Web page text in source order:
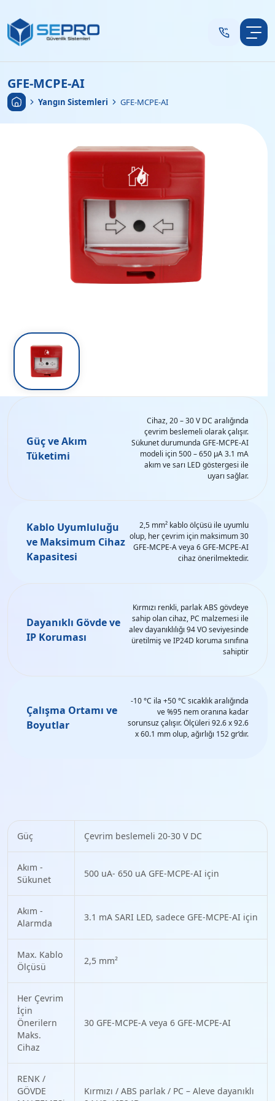
GFE-MCPE-AI
AnasayfaYangın Sistemleri GFE-MCPE-AI
Güç ve Akım
Tüketimi
Cihaz, 20 – 30 V DC aralığında
çevrim beslemeli olarak çalışır.
Sükunet durumunda GFE-MCPE-AI
modeli için 500 – 650 µA 3.1 mA
akım ve sarı LED göstergesi ile
uyarı sağlar.
Kablo Uyumluluğu
ve Maksimum Cihaz
Kapasitesi
2,5 mm² kablo ölçüsü ile uyumlu
olup, her çevrim için maksimum 30
GFE-MCPE-A veya 6 GFE-MCPE-AI
cihaz önerilmektedir.
Dayanıklı Gövde ve
IP Koruması
Kırmızı renkli, parlak ABS gövdeye
sahip olan cihaz, PC malzemesi ile
alev dayanıklılığı 94 VO seviyesinde
üretilmiş ve IP24D koruma sınıfına
sahiptir
Çalışma Ortamı ve
Boyutlar
-10 °C ila +50 °C sıcaklık aralığında
ve %95 nem oranına kadar
sorunsuz çalışır. Ölçüleri 92.6 x 92.6
x 60.1 mm olup, ağırlığı 152 gr’dır.
Güç Çevrim beslemeli 20-30 V DC
Akım -
Sükunet
500 uA- 650 uA GFE-MCPE-AI için
Akım -
Alarmda
3.1 mA SARI LED, sadece GFE-MCPE-AI için
Max. Kablo
Ölçüsü
2,5 mm²
Her Çevrim
İçin
Önerilern
Maks.
Cihaz
30 GFE-MCPE-A veya 6 GFE-MCPE-AI
RENK /
GÖVDE
Kırmızı / ABS parlak / PC – Aleve dayanıklı